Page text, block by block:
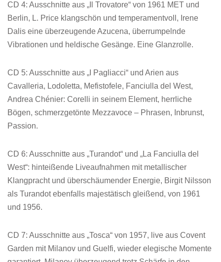
CD 4: Ausschnitte aus „Il Trovatore“ von 1961 MET und
Berlin, L. Price klangschön und temperamentvoll, Irene
Dalis eine überzeugende Azucena, überrumpelnde
Vibrationen und heldische Gesänge. Eine Glanzrolle.
CD 5: Ausschnitte aus „I Pagliacci“ und Arien aus
Cavalleria, Lodoletta, Mefistofele, Fanciulla del West,
Andrea Chénier: Corelli in seinem Element, herrliche
Bögen, schmerzgetönte Mezzavoce – Phrasen, Inbrunst,
Passion.
CD 6: Ausschnitte aus „Turandot“ und „La Fanciulla del
West“: hinteißende Liveaufnahmen mit metallischer
Klangpracht und überschäumender Energie, Birgit Nilsson
als Turandot ebenfalls majestätisch gleißend, von 1961
und 1956.
CD 7: Ausschnitte aus „Tosca“ von 1957, live aus Covent
Garden mit Milanov und Guelfi, wieder elegische Momente